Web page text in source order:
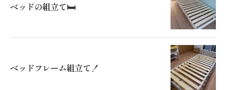
ベッドの組立て🛏️
ベッドフレーム組立て！